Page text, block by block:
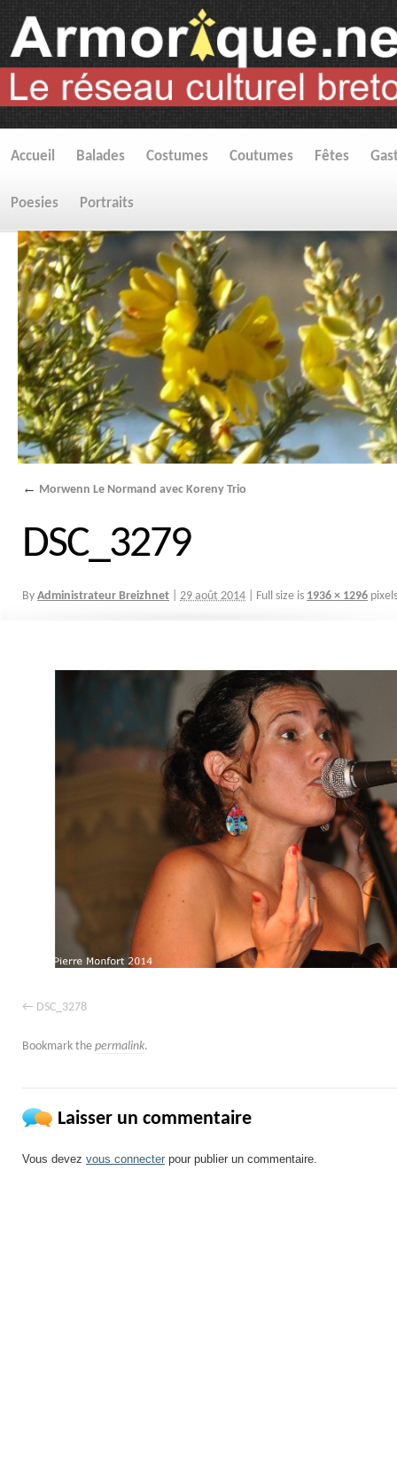
Accueil Balades Costumes Coutumes Fêtes
Poesies Portraits
← Morwenn Le Normand avec Koreny Trio
DSC_3279
By Administrateur Breizhnet 29 août 2014 Full size is 1936 × 1296 pixels
DSC_3278
Bookmark the permalink.
Laisser un commentaire
Vous devez vous connecter pour publier un commentaire.